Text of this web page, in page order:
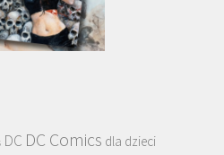
DC DC Comics dla dzieci